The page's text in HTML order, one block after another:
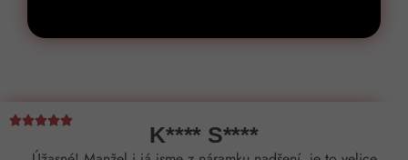

K**** S****